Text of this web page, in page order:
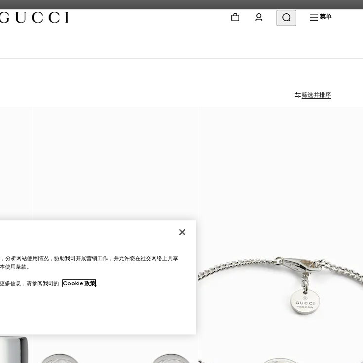
菜单
筛选并排序
析网站使用情况，协助我司开展营销工作，并允许您在社交网络上共享
使用条款。
多信息，请参阅我司的 Cookie 政策。